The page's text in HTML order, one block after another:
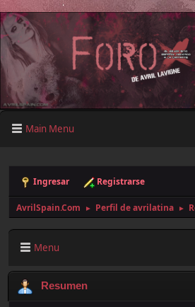
Main Menu
Ingresar Registrarse
AvrilSpain.Com ► Perfil de avrilatina ►
Menu
Resumen